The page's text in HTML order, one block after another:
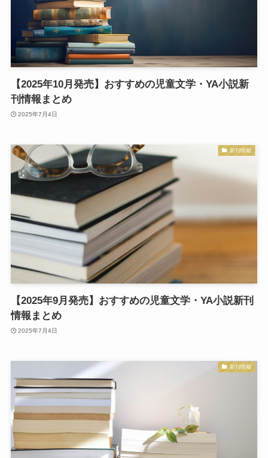
【2025年10月発売】おすすめの児童文学・YA小説新
刊情報まとめ
2025年7月4日
新刊情報
【2025年9月発売】おすすめの児童文学・YA小説新刊
情報まとめ
2025年7月4日
新刊情報